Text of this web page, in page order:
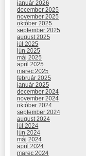
január 2026
december 2025
november 2025
október 2025
september 2025
august 2025
júl 2025
jún 2025
máj 2025
apríl 2025
marec 2025
február 2025
január 2025
december 2024
november 2024
október 2024
september 2024
august 2024
júl 2024
jún 2024
máj 2024
apríl 2024
marec 2024